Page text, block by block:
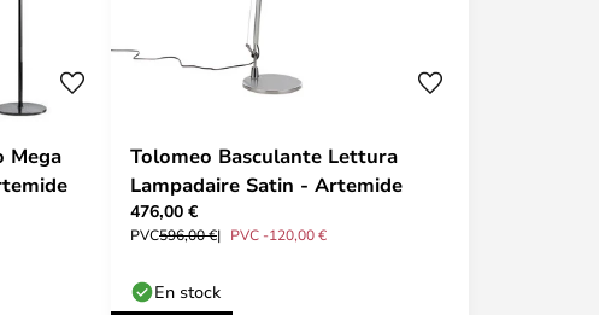
Mega
Tolomeo Basculante Lettura
Lampadaire Satin - Artemide
476,00 €
PVC596,00 € PVC -120,00 €
En stock